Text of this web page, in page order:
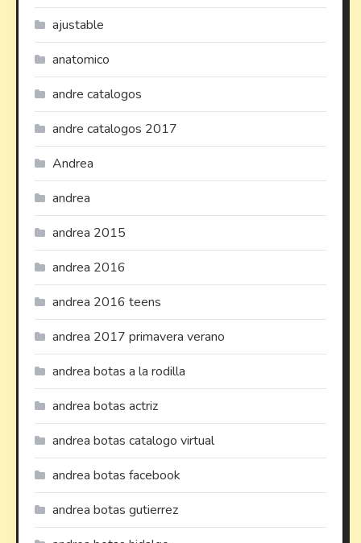
ajustable
anatomico
andre catalogos
andre catalogos 2017
Andrea
andrea
andrea 2015
andrea 2016
andrea 2016 teens
andrea 2017 primavera verano
andrea botas a la rodilla
andrea botas actriz
andrea botas catalogo virtual
andrea botas facebook
andrea botas gutierrez